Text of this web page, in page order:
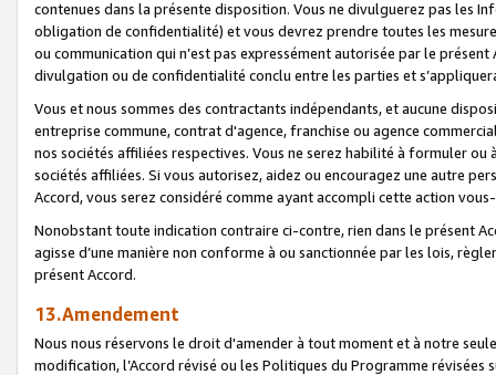
contenues dans la présente disposition. Vous ne divulguerez pas les
obligation de confidentialité) et vous devrez prendre toutes les
ou communication qui n’est pas expressément autorisée par le
divulgation ou de confidentialité conclu entre les parties et
Vous et nous sommes des contractants indépendants, et aucune
entreprise commune, contrat d'agence, franchise ou agence
nos sociétés affiliées respectives. Vous ne serez habilité à formuler
sociétés affiliées. Si vous autorisez, aidez ou encouragez une autre
Accord, vous serez considéré comme ayant accompli cette action
Nonobstant toute indication contraire ci-contre, rien dans le présent
agisse d’une manière non conforme à ou sanctionnée par les lois,
présent Accord.
13.Amendement
Nous nous réservons le droit d'amender à tout moment et à notre
modification, l’Accord révisé ou les Politiques du Programme